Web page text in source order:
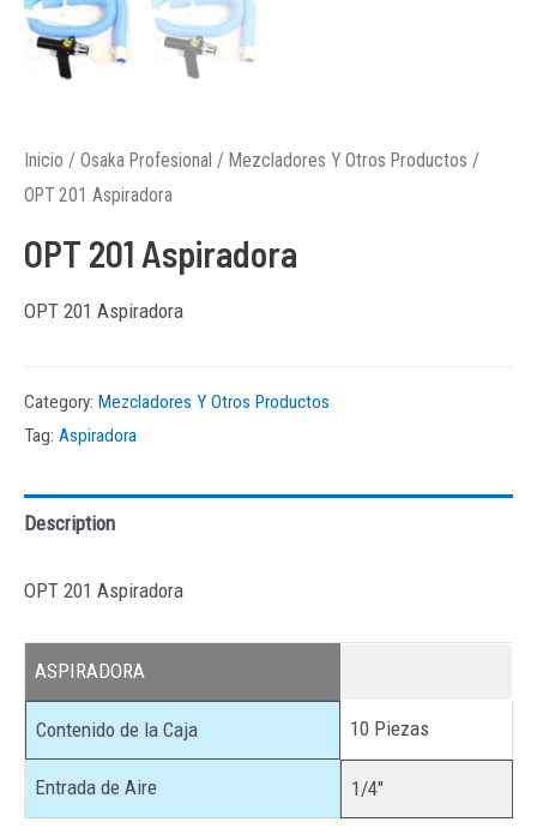
Inicio / Osaka Profesional / Mezcladores Y Otros Productos /
OPT 201 Aspiradora
OPT 201 Aspiradora
OPT 201 Aspiradora
Category: Mezcladores Y Otros Productos
Tag: Aspiradora
Description
OPT 201 Aspiradora
ASPIRADORA
Contenido de la Caja 10 Piezas
Entrada de Aire 1/4″